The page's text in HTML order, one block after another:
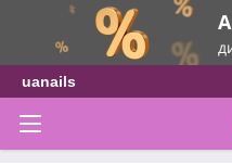
uanails